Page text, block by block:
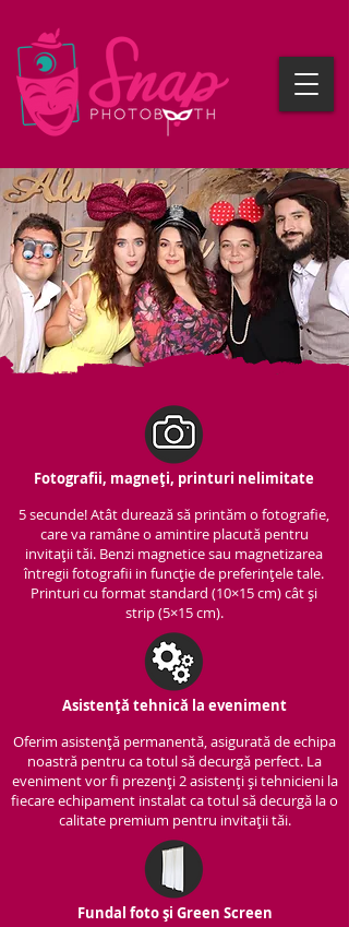
Fotografii, magneți, printuri nelimitate
5 secunde! Atât durează să printăm o fotografie,
care va ramâne o amintire placută pentru
invitații tăi. Benzi magnetice sau magnetizarea
întregii fotografii in funcție de preferințele tale.
Printuri cu format standard (10×15 cm) cât și
strip (5×15 cm).
Asistență tehnică la eveniment
Oferim asistență permanentă, asigurată de echipa
noastră pentru ca totul să decurgă perfect. La
eveniment vor fi prezenți 2 asistenți și tehnicieni la
fiecare echipament instalat ca totul să decurgă la o
calitate premium pentru invitații tăi.
Fundal foto și Green Screen